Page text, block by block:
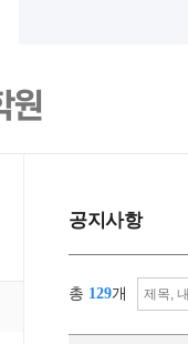
공지사항
총 129개